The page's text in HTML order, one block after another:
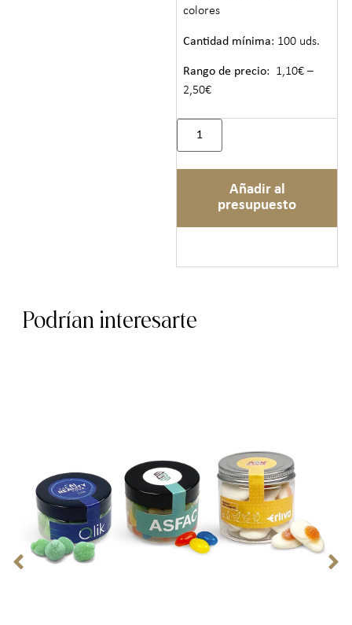
colores
Cantidad mínima: 100 uds.
Rango de precio: 1,10€ –
2,50€
Añadir al
presupuesto
Podrían interesarte